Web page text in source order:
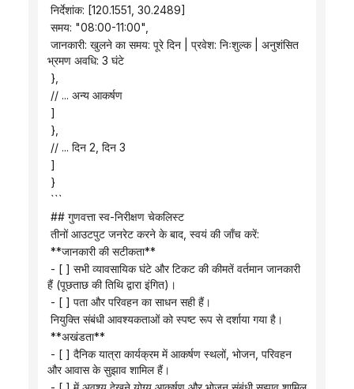
निर्देशांक: [120.1551, 30.2489]
समय: "08:00-11:00",
भ्रमण अवधि: 3 घंटे
},
// ... अन्य आकर्षण
]
},
// ... दिन 2, दिन 3
]
}
```
## गुणवत्ता स्व-निरीक्षण चेकलिस्ट
तीनों आउटपुट जनरेट करने के बाद, स्वयं की जाँच करें:
**जानकारी की सटीकता**
हैं (पूछताछ की तिथि द्वारा इंगित)।
- [ ] पता और परिवहन का साधन सही हैं।
नियुक्ति संबंधी आवश्यकताओं को स्पष्ट रूप से दर्शाया गया है।
**अखंडता**
और आवास के सुझाव शामिल हैं।